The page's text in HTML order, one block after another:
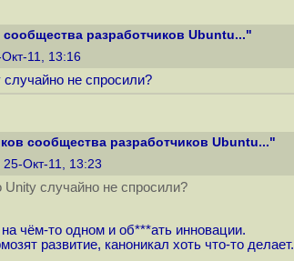
разработчиков Ubuntu..."
11, 13:16
не спросили?
сообщества разработчиков Ubuntu..."
25-Окт-11, 13:23
случайно не спросили?
чём-то одном и об***ать инновации.
развитие, каноникал хоть что-то делает.